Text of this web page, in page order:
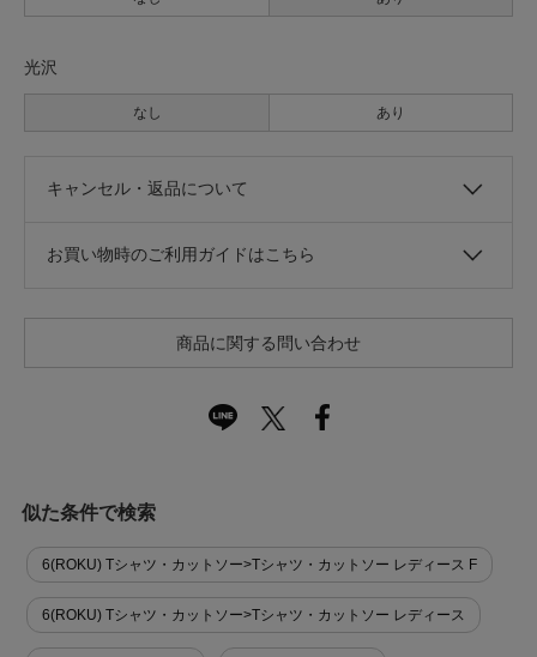
光沢
なし あり
キャンセル・返品について
お買い物時のご利用ガイドはこちら
商品に関する問い合わせ
似た条件で検索
6(ROKU) Tシャツ・カットソー>Tシャツ・カットソー レディース F
6(ROKU) Tシャツ・カットソー>Tシャツ・カットソー レディース